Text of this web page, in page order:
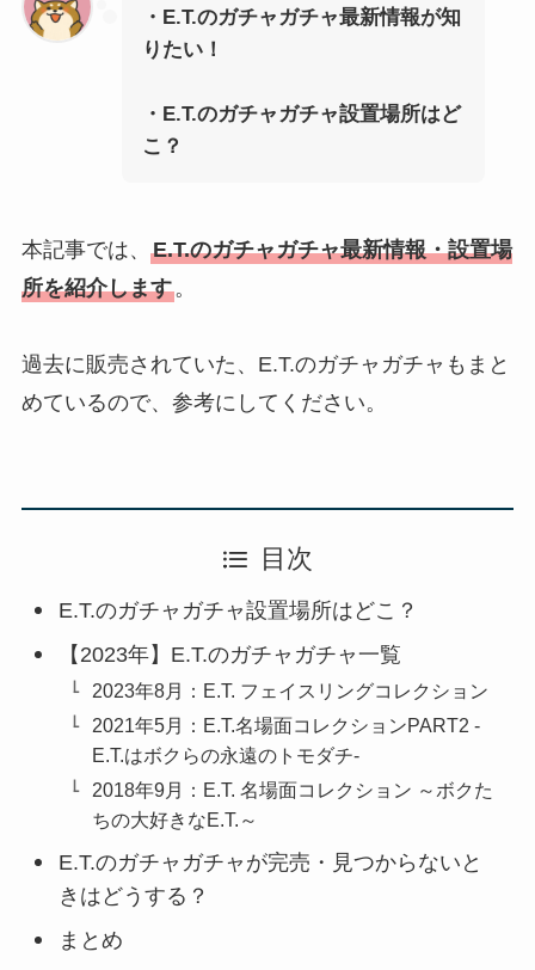
・E.T.のガチャガチャ最新情報が知
りたい！
・ E.T.のガチャガチャ設置場所はど
こ？
本記事では、 E.T.のガチャガチャ最新情報・設置場
所を紹介します。
過去に販売されていた、E.T.のガチャガチャもまと
めているので、参考にしてください。
目次
E.T.のガチャガチャ設置場所はどこ？
【2023年】E.T.のガチャガチャ一覧
2023年8月：E.T. フェイスリングコレクション
2021年5月：E.T.名場面コレクションPART2 -
E.T.はボクらの永遠のトモダチ-
2018年9月：E.T. 名場面コレクション ～ボクた
ちの大好きなE.T.～
E.T.のガチャガチャが完売・見つからないと
きはどうする？
まとめ